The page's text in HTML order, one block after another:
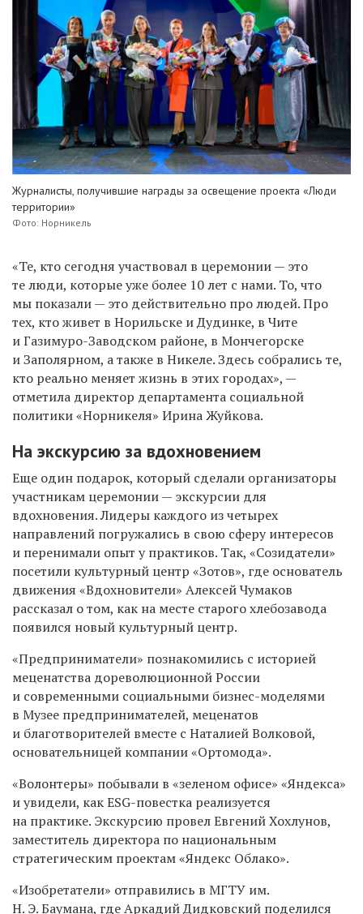
Журналисты, получившие награды за освещение проекта «Люди
территории»
Фото: Норникель
«Те, кто сегодня участвовал в церемонии — это
те люди, которые уже более 10 лет с нами. То, что
мы показали — это действительно про людей. Про
тех, кто живет в Норильске и Дудинке, в Чите
и Газимуро-Заводском районе, в Мончегорске
и Заполярном, а также в Никеле. Здесь собрались те,
кто реально меняет жизнь в этих городах», —
отметила директор департамента социальной
политики «Норникеля» Ирина Жуйкова.
На экскурсию за вдохновением
Еще один подарок, который сделали организаторы
участникам церемонии — экскурсии для
вдохновения.Лидеры каждого из четырех
направлений погружались в свою сферу интересов
и перенимали опыт у практиков. Так, «Созидатели»
посетили культурный центр «Зотов», где основатель
движения «Вдохновители» Алексей Чумаков
рассказал о том, как на месте старого хлебозавода
появился новый культурный центр.
«Предприниматели» познакомились с историей
меценатства дореволюционной России
и современными социальными бизнес-моделями
в Музее предпринимателей, меценатов
и благотворителей вместе с Наталией Волковой,
основательницей компании «Ортомода».
«Волонтеры» побывали в «зеленом офисе» «Яндекса»
и увидели, как ESG-повестка реализуется
на практике. Экскурсию провел Евгений Хохлунов,
заместитель директора по национальным
стратегическим проектам «Яндекс Облако».
«Изобретатели» отправились в МГТУ им.
Н. Э. Баумана, где Аркадий Дидковский поделился